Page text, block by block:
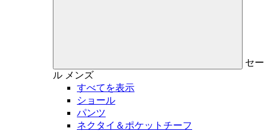
セー
ル メンズ
すべてを表示
ショール
パンツ
ネクタイ＆ポケットチーフ